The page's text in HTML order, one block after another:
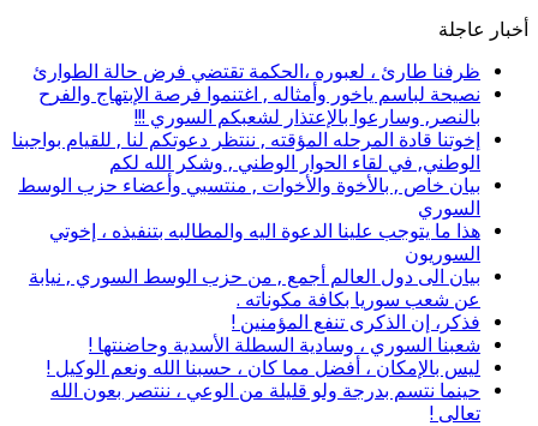
أخبار عاجلة
ظرفنا طارئ ، لعبوره ،الحكمة تقتضي فرض حالة الطوارئ
نصيحة لباسم ياخور وأمثاله , اغتنموا فرصة الإبتهاج والفرح
بالنصر, وسارعوا بالإعتذار لشعبكم السوري !!!
إخوتنا قادة المرحله المؤقته , ننتظر دعوتكم لنا , للقيام بواجبنا
الوطني, في لقاء الحوار الوطني , وشكر الله لكم
بيان خاص , بالأخوة والأخوات , منتسبي وأعضاء حزب الوسط
السوري
هذا ما يتوجب علينا الدعوة اليه والمطالبه بتنفيذه ، إخوتي
السوريون
بيان الى دول العالم أجمع , من حزب الوسط السوري , نيابة
عن شعب سوريا بكافة مكوناته .
فذكر، إن الذكرى تنفع المؤمنين !
شعبنا السوري ، وسادية السطلة الأسدية وحاضنتها !
ليس بالإمكان ، أفضل مما كان ، حسبنا الله ونعم الوكيل !
حينما نتسم بدرجة ولو قليلة من الوعي ، ننتصر بعون الله
تعالى !